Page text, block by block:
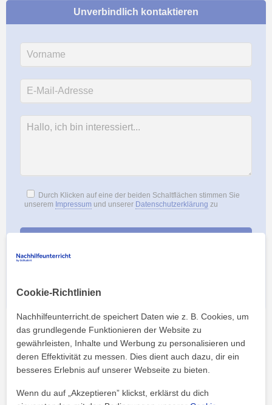
Unverbindlich kontaktieren
Durch Klicken auf eine der beiden Schaltflächen stimmen Sie
unserem Impressum und unserer Datenschutzerklärung zu
Nachhilfeunterricht.de kommst!
Nachhilfeunterricht Nachhilfe Studios
Cookie-Richtlinien
Nachhilfeunterricht.de speichert Daten wie z. B. Cookies, um
das grundlegende Funktionieren der Website zu
gewährleisten, Inhalte und Werbung zu personalisieren und
deren Effektivität zu messen. Dies dient auch dazu, dir ein
besseres Erlebnis auf unserer Webseite zu bieten.
Wenn du auf „Akzeptieren” klickst, erklärst du dich